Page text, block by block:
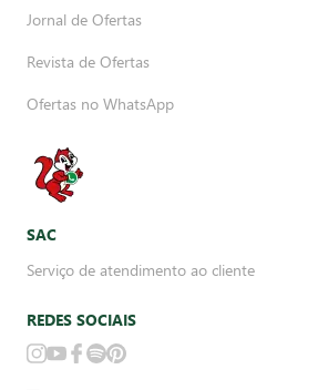
Jornal de Ofertas
Revista de Ofertas
Ofertas no WhatsApp
SAC
Serviço de atendimento ao cliente
REDES SOCIAIS